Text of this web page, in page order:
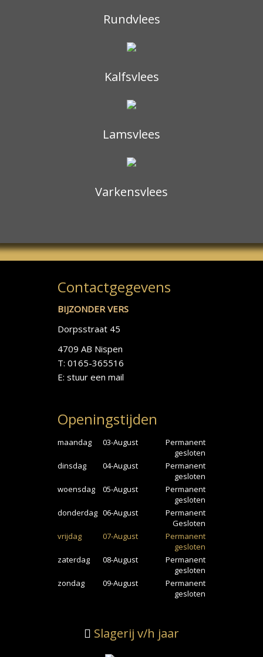
Rundvlees
Kalfsvlees
Lamsvlees
Varkensvlees
Contactgegevens
BIJZONDER VERS
Dorpsstraat 45
4709 AB Nispen
T: 0165-365516
E: stuur een mail
Openingstijden
maandag 03-August
Permanent
gesloten
dinsdag
04-August
Permanent
gesloten
woensdag
05-August
Permanent
gesloten
donderdag 06-August
Permanent
Gesloten
vrijdag
07-August
Permanent
gesloten
zaterdag
08-August
Permanent
gesloten
zondag
09-August
Permanent
gesloten
Slagerij v/h jaar